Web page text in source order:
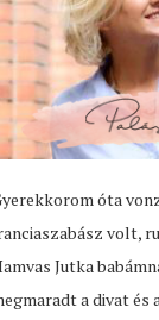
óta
volt,
Jutka
a divat és